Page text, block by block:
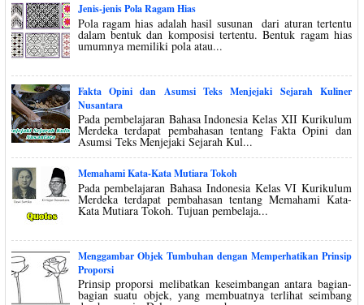
Jenis-jenis Pola Ragam Hias
Pola ragam hias adalah hasil susunan dari aturan tertentu
dalam bentuk dan komposisi tertentu. Bentuk ragam hias
umumnya memiliki pola atau...
Fakta Opini dan Asumsi Teks Menjejaki Sejarah Kuliner
Nusantara
Pada pembelajaran Bahasa Indonesia Kelas XII Kurikulum
Merdeka terdapat pembahasan tentang Fakta Opini dan
Asumsi Teks Menjejaki Sejarah Kul...
Memahami Kata-Kata Mutiara Tokoh
Pada pembelajaran Bahasa Indonesia Kelas VI Kurikulum
Merdeka terdapat pembahasan tentang Memahami Kata-
Kata Mutiara Tokoh. Tujuan pembelaja...
Menggambar Objek Tumbuhan dengan Memperhatikan Prinsip
Proporsi
Prinsip proporsi melibatkan keseimbangan antara bagian-
bagian suatu objek, yang membuatnya terlihat seimbang